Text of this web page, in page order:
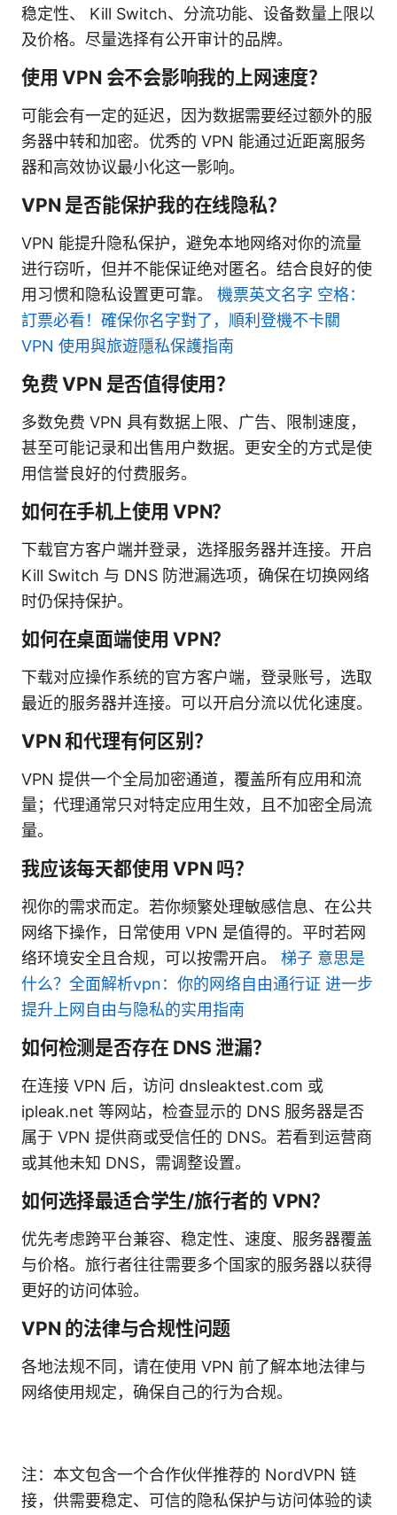
稳定性、 Kill Switch、分流功能、设备数量上限以
及价格。尽量选择有公开审计的品牌。
使用 VPN 会不会影响我的上网速度？
可能会有一定的延迟，因为数据需要经过额外的服
务器中转和加密。优秀的 VPN 能通过近距离服务
器和高效协议最小化这一影响。
VPN 是否能保护我的在线隐私？
VPN 能提升隐私保护，避免本地网络对你的流量
进行窃听，但并不能保证绝对匿名。结合良好的使
用习惯和隐私设置更可靠。 機票英文名字 空格：
訂票必看！確保你名字對了，順利登機不卡關
VPN 使用與旅遊隱私保護指南
免费 VPN 是否值得使用？
多数免费 VPN 具有数据上限、广告、限制速度，
甚至可能记录和出售用户数据。更安全的方式是使
用信誉良好的付费服务。
如何在手机上使用 VPN？
下载官方客户端并登录，选择服务器并连接。开启
Kill Switch 与 DNS 防泄漏选项，确保在切换网络
时仍保持保护。
如何在桌面端使用 VPN？
下载对应操作系统的官方客户端，登录账号，选取
最近的服务器并连接。可以开启分流以优化速度。
VPN 和代理有何区别？
VPN 提供一个全局加密通道，覆盖所有应用和流
量；代理通常只对特定应用生效，且不加密全局流
量。
我应该每天都使用 VPN 吗？
视你的需求而定。若你频繁处理敏感信息、在公共
网络下操作，日常使用 VPN 是值得的。平时若网
络环境安全且合规，可以按需开启。 梯子 意思是
什么？全面解析vpn：你的网络自由通行证 进一步
提升上网自由与隐私的实用指南
如何检测是否存在 DNS 泄漏？
在连接 VPN 后，访问 dnsleaktest.com 或
ipleak.net 等网站，检查显示的 DNS 服务器是否
属于 VPN 提供商或受信任的 DNS。若看到运营商
或其他未知 DNS，需调整设置。
如何选择最适合学生/旅行者的 VPN？
优先考虑跨平台兼容、稳定性、速度、服务器覆盖
与价格。旅行者往往需要多个国家的服务器以获得
更好的访问体验。
VPN 的法律与合规性问题
各地法规不同，请在使用 VPN 前了解本地法律与
网络使用规定，确保自己的行为合规。
注：本文包含一个合作伙伴推荐的 NordVPN 链
接，供需要稳定、可信的隐私保护与访问体验的读